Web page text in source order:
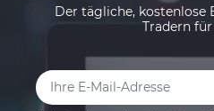
Der tägliche, kostenlose
Tradern